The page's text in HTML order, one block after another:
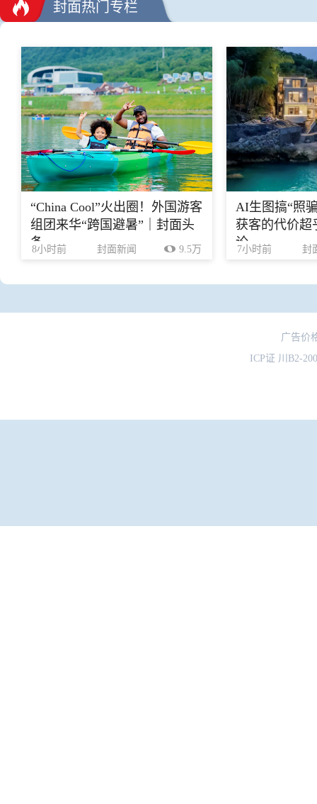
封面热门专栏
“China Cool”火出圈！外国游客
组团来华“跨国避暑”｜封面头
条
8小时前 封面新闻 9.5万
AI生图搞“照
获客的代价超
论
7小时前 封
广告价
ICP证 川B2-